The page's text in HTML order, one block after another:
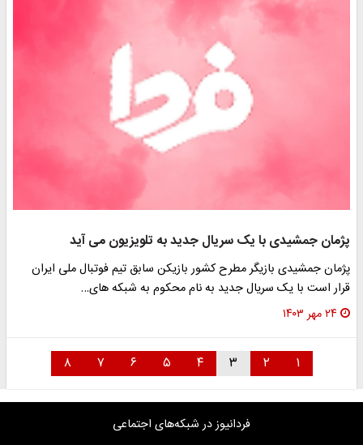
پژمان جمشیدی با یک سریال جدید به تلویزیون می آید
پژمان جمشیدی بازیگر مطرح کشور بازیکن سابق تیم فوتبال ملی ایران
قرار است با یک سریال جدید به نام محکوم به شبکه های…
۲۴ مهر ۱۴۰۳
۱ ۲ ۳ ۴ ۵ ۶ ۷ ۸
فردانیوز در شبکه‌های اجتماعی